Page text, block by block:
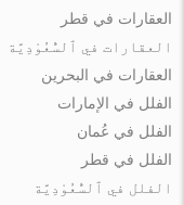
العقارات في قطر
العقارات في ٱلسُّعُوْدِيَّة
العقارات في البحرين
الفلل في الإمارات
الفلل في عُمان
الفلل في قطر
الفلل في ٱلسُّعُوْدِيَّة